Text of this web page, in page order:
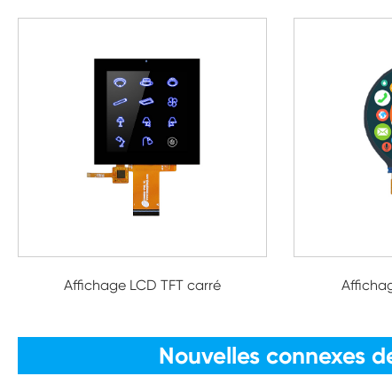
Affichage LCD TFT carré
Nouvelles connexes